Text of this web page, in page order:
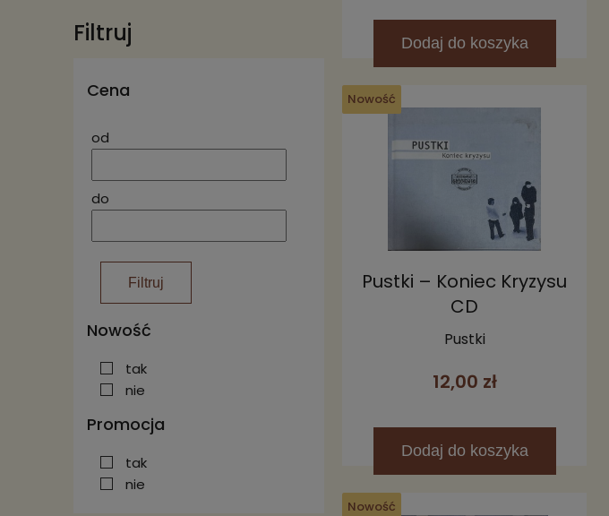
Filtruj
Cena
od
do
Filtruj
Nowość
tak
nie
Promocja
tak
nie
Dodaj do koszyka
Pustki – Koniec Kryzysu
CD
Pustki
12,00 zł
Dodaj do koszyka
Nowość
Nowość